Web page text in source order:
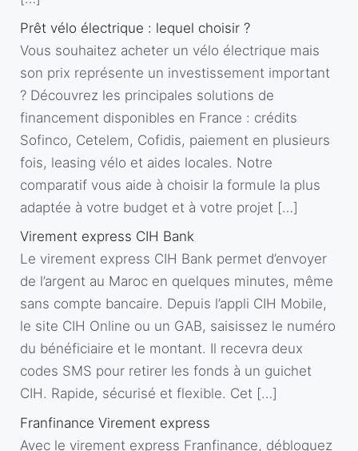
Prêt vélo électrique : lequel choisir ?
Vous souhaitez acheter un vélo électrique mais
son prix représente un investissement important
? Découvrez les principales solutions de
financement disponibles en France : crédits
Sofinco, Cetelem, Cofidis, paiement en plusieurs
fois, leasing vélo et aides locales. Notre
comparatif vous aide à choisir la formule la plus
adaptée à votre budget et à votre projet […]
Virement express CIH Bank
Le virement express CIH Bank permet d’envoyer
de l’argent au Maroc en quelques minutes, même
sans compte bancaire. Depuis l’appli CIH Mobile,
le site CIH Online ou un GAB, saisissez le numéro
du bénéficiaire et le montant. Il recevra deux
codes SMS pour retirer les fonds à un guichet
CIH. Rapide, sécurisé et flexible. Cet […]
Franfinance Virement express
Avec le virement express Franfinance, débloquez